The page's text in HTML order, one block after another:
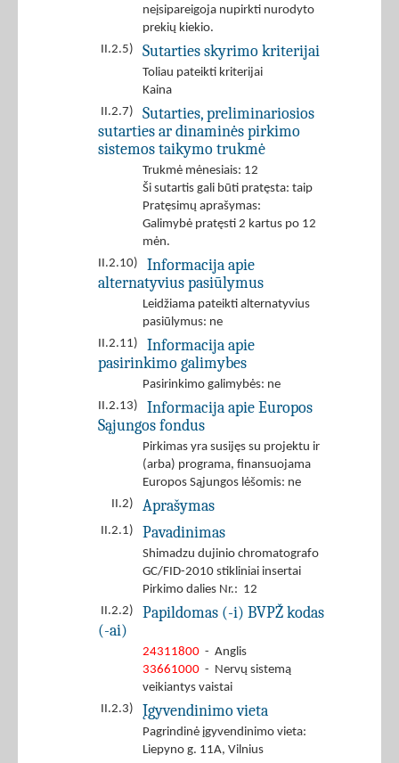
neįsipareigoja nupirkti nurodyto
prekių kiekio.
II.2.5)
Sutarties skyrimo kriterijai
Toliau pateikti kriterijai
Kaina
II.2.7)
Sutarties, preliminariosios
sutarties ar dinaminės pirkimo
sistemos taikymo trukmė
Trukmė mėnesiais: 12
Ši sutartis gali būti pratęsta: taip
Pratęsimų aprašymas:
Galimybė pratęsti 2 kartus po 12
mėn.
II.2.10)
Informacija apie
alternatyvius pasiūlymus
Leidžiama pateikti alternatyvius
pasiūlymus: ne
II.2.11)
Informacija apie
pasirinkimo galimybes
Pasirinkimo galimybės: ne
II.2.13)
Informacija apie Europos
Sąjungos fondus
Pirkimas yra susijęs su projektu ir
(arba) programa, finansuojama
Europos Sąjungos lėšomis: ne
II.2)
Aprašymas
II.2.1) Pavadinimas
Shimadzu dujinio chromatografo
GC/FID-2010 stikliniai insertai
Pirkimo dalies Nr.: 12
II.2.2)
Papildomas (-i) BVPŽ kodas
(-ai)
24311800 - Anglis
33661000 - Nervų sistemą
veikiantys vaistai
II.2.3)
Įgyvendinimo vieta
Pagrindinė įgyvendinimo vieta:
Liepyno g. 11A, Vilnius